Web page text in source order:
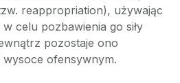
reappropriation), używając
celu pozbawienia go siły
pozostaje ono
ofensywnym.